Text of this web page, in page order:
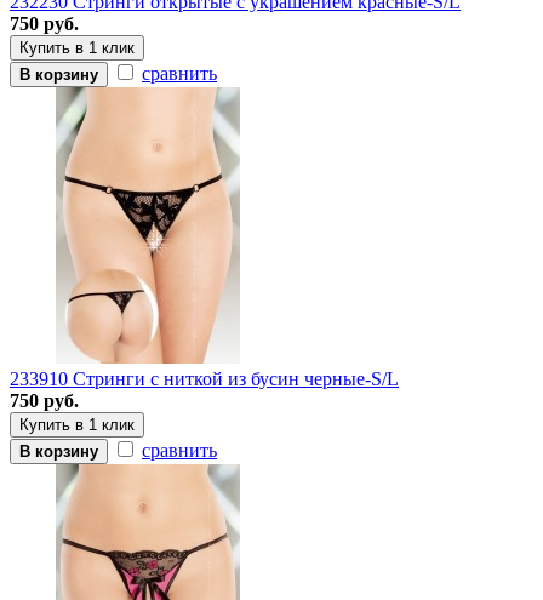
750 руб.
Купить в 1 клик
В корзину
сравнить
233910 Стринги с ниткой из бусин черные-S/L
750 руб.
Купить в 1 клик
В корзину
сравнить